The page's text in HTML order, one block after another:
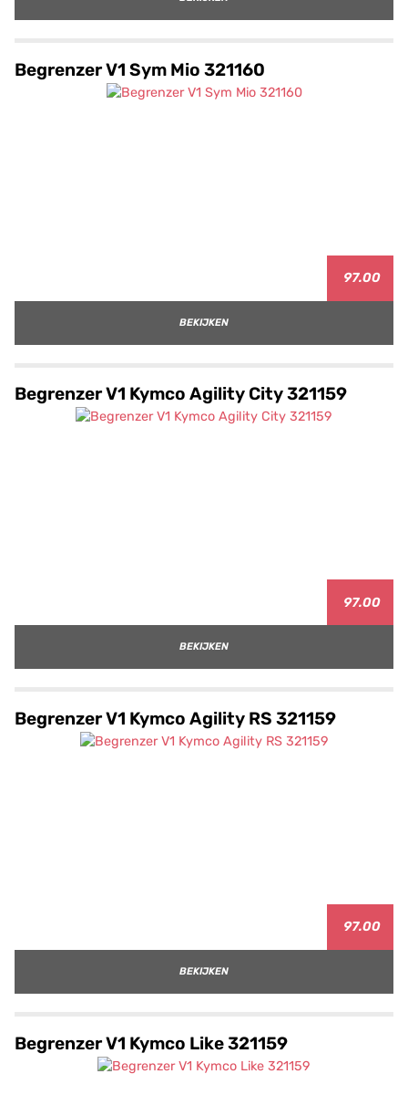
Begrenzer V1 Sym Mio 321160
97.00
BEKIJKEN
Begrenzer V1 Kymco Agility City 321159
97.00
BEKIJKEN
Begrenzer V1 Kymco Agility RS 321159
97.00
BEKIJKEN
Begrenzer V1 Kymco Like 321159